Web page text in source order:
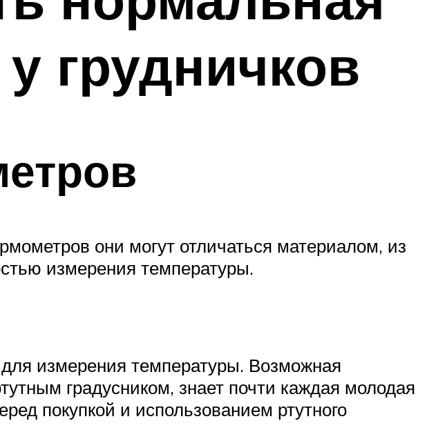
грудничков
они могут отличаться материалом, из
измерения температуры.
измерения температуры. Возможная
градусником, знает почти каждая молодая
покупкой и использованием ртутного